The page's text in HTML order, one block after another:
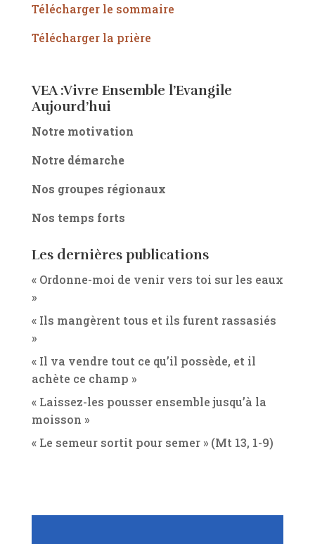
Télécharger le sommaire
Télécharger la prière
VEA :Vivre Ensemble l’Evangile
Aujourd’hui
Notre motivation
Notre démarche
Nos groupes régionaux
Nos temps forts
Les dernières publications
« Ordonne-moi de venir vers toi sur les eaux
»
« Ils mangèrent tous et ils furent rassasiés
»
« Il va vendre tout ce qu’il possède, et il
achète ce champ »
« Laissez-les pousser ensemble jusqu’à la
moisson »
« Le semeur sortit pour semer » (Mt 13, 1-9)